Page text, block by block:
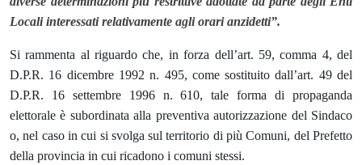
Locali interessati relativamente agli orari anzidetti”.
Si rammenta al riguardo che, in forza dell’art. 59, comma 4, del
D.P.R. 16 dicembre 1992 n. 495, come sostituito dall’art. 49 del
D.P.R. 16 settembre 1996 n. 610, tale forma di propaganda
elettorale è subordinata alla preventiva autorizzazione del Sindaco
o, nel caso in cui si svolga sul territorio di più Comuni, del Prefetto
della provincia in cui ricadono i comuni stessi.